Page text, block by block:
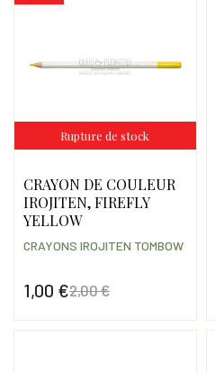
Rupture de stock
CRAYON DE COULEUR
IROJITEN, FIREFLY
YELLOW
1,00 €2,00 €
CRAYONS IROJITEN TOMBOW